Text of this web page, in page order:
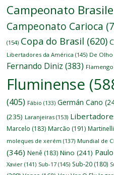
Campeonato
Campeonato Carioca
(154) Copa do Brasil (620)
Libertadores da América (145) De Olho
Fernando Diniz (383) Flamengo
Fluminense
(405) Fábio (133) Germán Cano
(235) Laranjeiras (153)
Marcelo (183) Marcão (191) Martinelli
moleques de xerém (137) Mundial de
(346) Nenê (183) Nino (241)
Xavier (141) Sub-17 (145) Sub-20 (180)